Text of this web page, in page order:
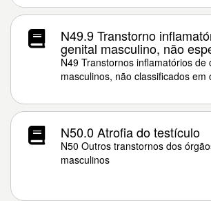
N49.9 Transtorno
genital masculino, não
N49 Transtornos inflamatórios de
masculinos, não classificados em
N50.0 Atrofia do testículo
N50 Outros transtornos dos
masculinos